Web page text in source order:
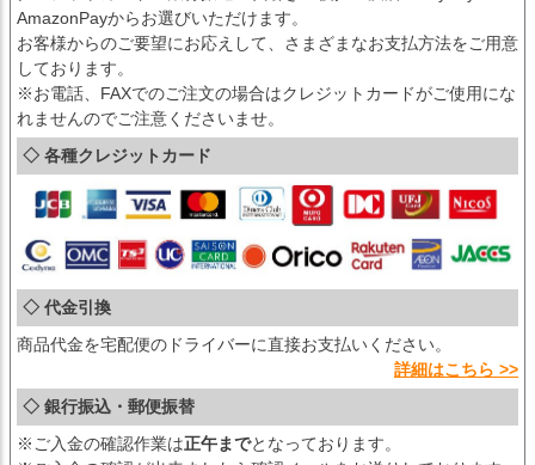
AmazonPayからお選びいただけます。
お客様からのご要望にお応えして、さまざまなお支払方法をご用意
しております。
※お電話、FAXでのご注文の場合はクレジットカードがご使用にな
れませんのでご注意くださいませ。
◇ 各種クレジットカード
◇ 代金引換
商品代金を宅配便のドライバーに直接お支払いください。
詳細はこちら >>
◇ 銀行振込・郵便振替
※ご入金の確認作業は正午までとなっております。